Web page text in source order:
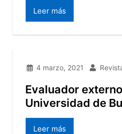
Leer más
4 marzo, 2021
Evaluador
Universidad de
Leer más